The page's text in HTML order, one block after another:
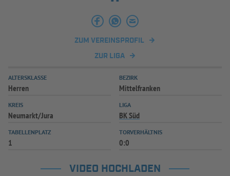
ZUM VEREINSPROFIL
ZUR LIGA
ALTERSKLASSE
Herren
BEZIRK
Mittelfranken
KREIS
Neumarkt/Jura
LIGA
BK Süd
TABELLENPLATZ
1
TORVERHÄLTNIS
0:0
VIDEO HOCHLADEN